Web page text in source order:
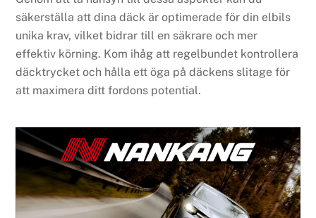
säkerställa att dina däck är optimerade för din elbils
unika krav, vilket bidrar till en säkrare och mer
effektiv körning. Kom ihåg att regelbundet kontrollera
däcktrycket och hålla ett öga på däckens slitage för
att maximera ditt fordons potential.